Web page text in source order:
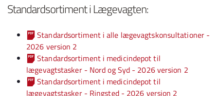
Standardsortiment i Lægevagten:
Standardsortiment i alle lægevagtskonsultationer -
2026 version 2
Standardsortiment i medicindepot til
lægevagtstasker - Nord og Syd - 2026 version 2
Standardsortiment i medicindepot til
lægevagtstasker - Ringsted - 2026 version 2